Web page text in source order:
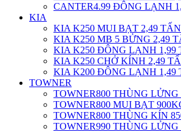
CANTER4.99 ĐÔNG LẠNH
KIA
KIA K250 MUI BẠT 2,49 TẤN
KIA K250 MB 5 BỬNG 2,49
KIA K250 ĐÔNG LẠNH 1,99
KIA K250 CHỞ KÍNH 2,49
KIA K200 ĐÔNG LẠNH 1,49
TOWNER
TOWNER800 THÙNG LỬNG
TOWNER800 MUI BẠT
TOWNER800 THÙNG KÍN
TOWNER990 THÙNG LỬNG